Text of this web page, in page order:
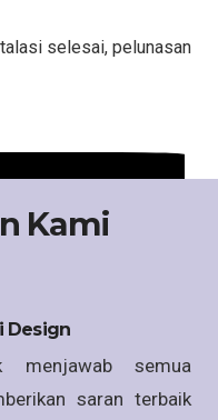
selesai, pelunasan
Kami
Design
menjawab semua
saran terbaik